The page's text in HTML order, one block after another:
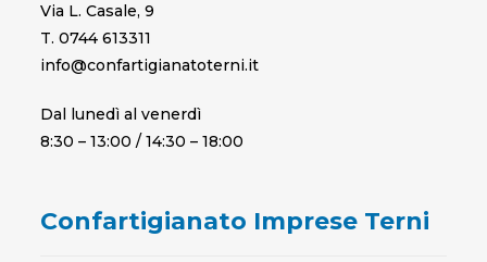
Via L. Casale, 9
T. 0744 613311
info@confartigianatoterni.it
Dal lunedì al venerdì
8:30 – 13:00 / 14:30 – 18:00
Confartigianato Imprese Terni